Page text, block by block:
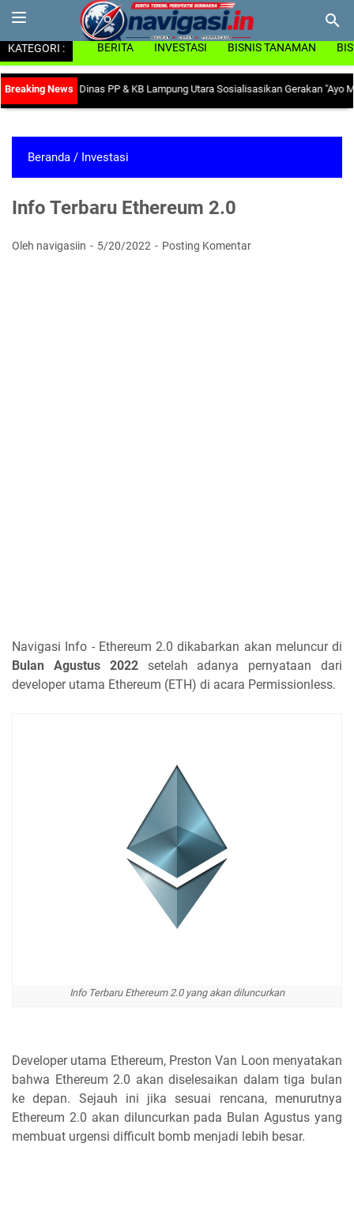
KATEGORI : BERITA INVESTASI BISNIS TANAMAN
Dinas PP & KB Lampung Utara Sosialisasikan Gerakan "Ayo Minum
Beranda / Investasi
Info Terbaru Ethereum 2.0
Oleh navigasiin 5/20/2022 Posting Komentar
Navigasi Info - Ethereum 2.0 dikabarkan akan meluncur di
Bulan Agustus 2022setelah adanya pernyataan dari
developer utama Ethereum (ETH) di acara Permissionless.
Info Terbaru Ethereum 2.0 yang akan diluncurkan
Developer utama Ethereum, Preston Van Loon menyatakan
bahwa Ethereum 2.0 akan diselesaikan dalam tiga bulan
ke depan. Sejauh ini jika sesuai rencana, menurutnya
Ethereum 2.0 akan diluncurkan pada Bulan Agustus yang
membuat urgensi difficult bomb menjadi lebih besar.